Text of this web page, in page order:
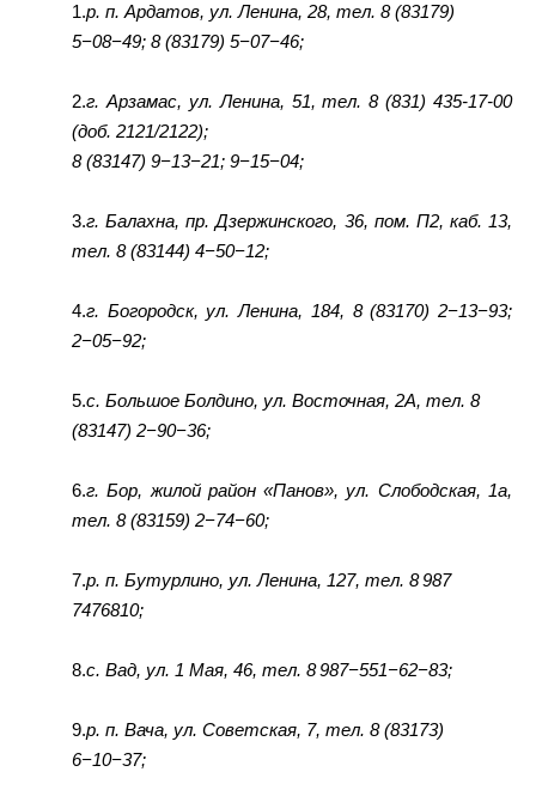
1.р. п. Ардатов, ул. Ленина, 28, тел. 8 (83179)
5−08−49; 8 (83179) 5−07−46;
2.г. Арзамас, ул. Ленина, 51, тел. 8 (831) 435-17-00
(доб. 2121/2122);
8 (83147) 9−13−21; 9−15−04;
3.г. Балахна, пр. Дзержинского, 36, пом. П2, каб. 13,
тел. 8 (83144) 4−50−12;
4.г. Богородск, ул. Ленина, 184, 8 (83170) 2−13−93;
2−05−92;
5.с. Большое Болдино, ул. Восточная, 2А, тел. 8
(83147) 2−90−36;
6.г. Бор, жилой район «Панов», ул. Слободская, 1а,
тел. 8 (83159) 2−74−60;
7.р. п. Бутурлино, ул. Ленина, 127, тел. 8 987
7476810;
8.с. Вад, ул. 1 Мая, 46, тел. 8 987−551−62−83;
9.р. п. Вача, ул. Советская, 7, тел. 8 (83173)
6−10−37;